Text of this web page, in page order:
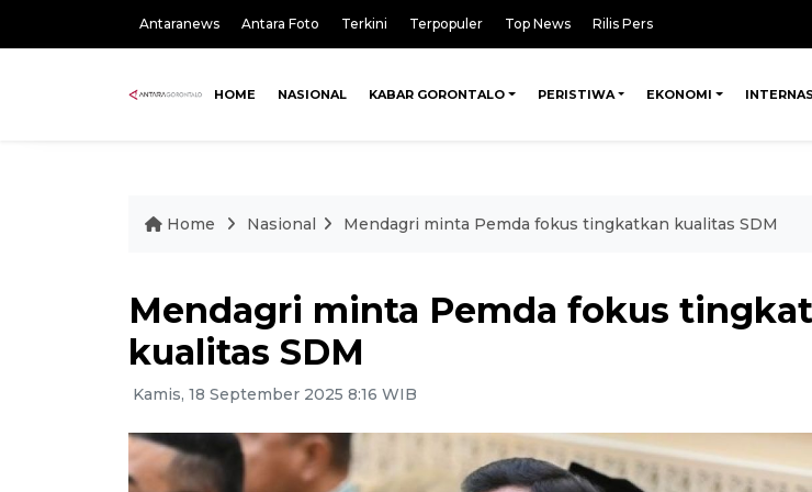
Antaranews Antara Foto Terkini Terpopuler Top News Rilis Pers
HOME NASIONAL KABAR GORONTALO PERISTIWA EKONOMI
Home Nasional Mendagri minta Pemda fokus tingkatkan kualitas SDM
Mendagri minta Pemda fokus
kualitas SDM
Kamis, 18 September 2025 8:16 WIB